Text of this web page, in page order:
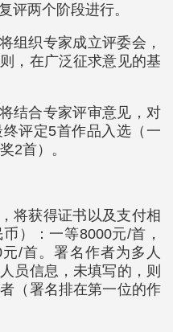
评两个阶段进行。
组织专家成立评委会，
，在广泛征求意见的基
结合专家评审意见，对
评定5首作品入选（一
2首）。
将获得证书以及支付相
）：一等8000元/首，
/首。署名作者为多人
员信息，未填写的，则
（署名排在第一位的作